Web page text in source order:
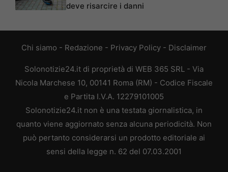
deve risarcire i danni
Chi siamo - Redazione - Privacy Policy - Disclaimer
Solonotizie24.it di proprietà di WEB 365 SRL - Via
Nicola Marchese 10, 00141 Roma (RM) - Codice Fiscale
e Partita I.V.A. 12279101005
Solonotizie24.it non è una testata giornalistica, in
quanto viene aggiornato senza alcuna periodicità. Non
può pertanto considerarsi un prodotto editoriale ai
sensi della legge n. 62 del 07.03.2001